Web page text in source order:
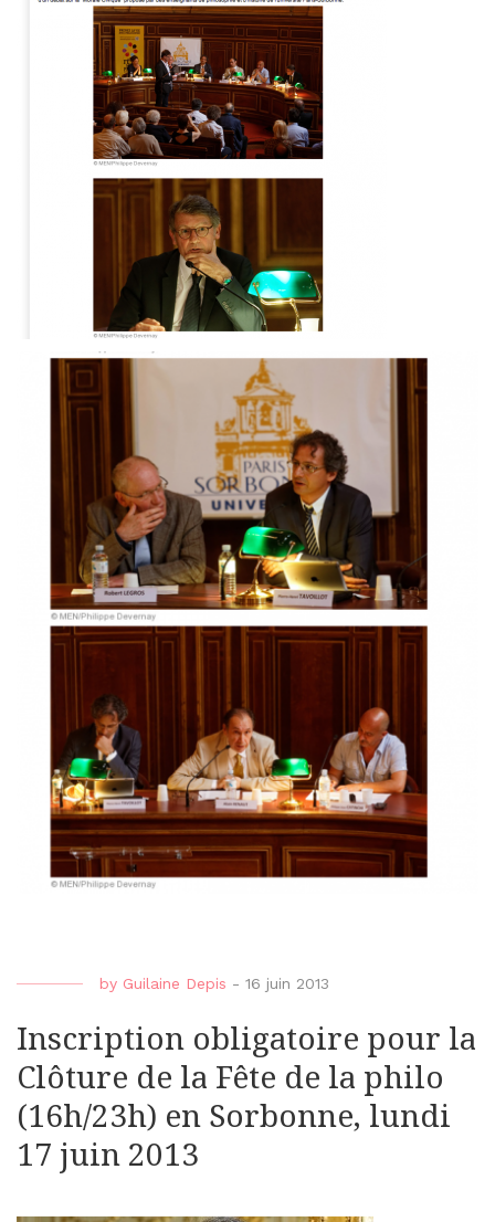
by Guilaine Depis - 16 juin 2013
Inscription obligatoire pour la
Clôture de la Fête de la philo
(16h/23h) en Sorbonne, lundi
17 juin 2013